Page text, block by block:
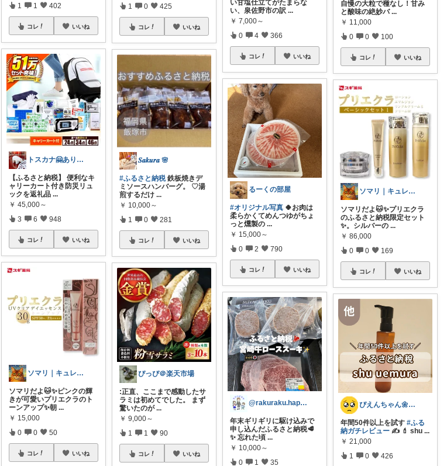
1 1 402
コレ いいね
トスカナ🤗ありがとうございます💕
【ふるさと納税】 便利なキ
ャリーカート付き防災リュ
ックを返礼品 ...
￥ 45,000～
3 6 948
コレ いいね
ソマリ｜キュレルを全部揃えたよ✨見てね！
ソマリだよ🐱✨ピンクの輝
きが可愛いプリエクラのト
ーンアップ✨朝 ...
￥ 15,000
0 0 50
コレ いいね
1 0 425
コレ いいね
𝑺𝒂𝒌𝒖𝒓𝒂 🌸
#ふるさと納税鉄板焼きデ
ミソースハンバーグ。 ♡湯
煎するだけ ...
￥ 10,000～
1 0 281
コレ いいね
ぴっぴ＠楽天市場
:正直、ここまで感動したサ
ラミは初めてでした。 まず
驚いたのが ...
￥ 9,000～
1 1 90
コレ いいね
い甘塩仕立てがたまらな
い、泉佐野市の訳 ...
￥ 7,000～
0 4 366
コレ いいね
るーくの部屋
#オリジナル写真 🍀お肉は
柔らかくてめんつゆがちょ
っと燻製の ...
￥ 15,000～
0 2 790
コレ いいね
@rakuraku.happy.mama
年末ギリギリに駆け込みで
申し込んだふるさと納税🥩
✨ 忘れた頃 ...
￥ 10,000～
0 1 35
自慢の大粒で種なし！甘み
と酸味の絶妙バ ...
￥ 11,000
0 0 100
コレ いいね
ソマリ｜キュレルを全部揃えたよ✨見てね！
ソマリだよ🐱✨プリエクラ
のふるさと納税限定セット
✨。シルバーの ...
￥ 86,000
0 0 169
コレ いいね
ぴえんちゃん🌼爆買い比較ママ
年間50件以上を試す#ふる
納ガチレビュー ✍️ 💄 shu...
￥ 21,000
1 0 426